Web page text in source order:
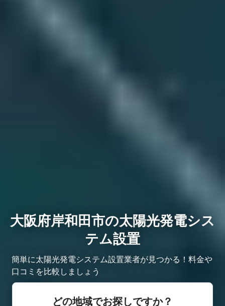
大阪府岸和田市の太陽光発電シス
テム設置
簡単に太陽光発電システム設置業者が見つかる！料金や
口コミを比較しましょう
どの地域でお探しですか？